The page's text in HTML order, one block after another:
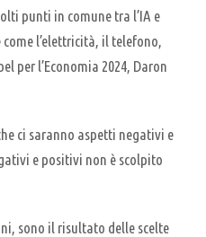
punti in comune tra l’IA e
l’elettricità, il telefono,
per l’Economia 2024, Daron
ci saranno aspetti negativi e
e positivi non è scolpito
sono il risultato delle scelte